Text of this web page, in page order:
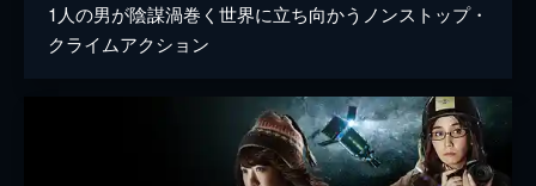
1人の男が陰謀渦巻く世界に立ち向かうノンストップ・
クライムアクション